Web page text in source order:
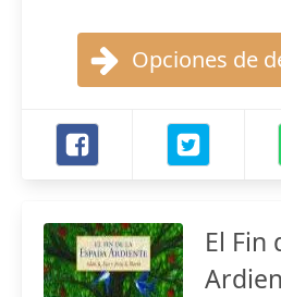
Opciones de
El Fin